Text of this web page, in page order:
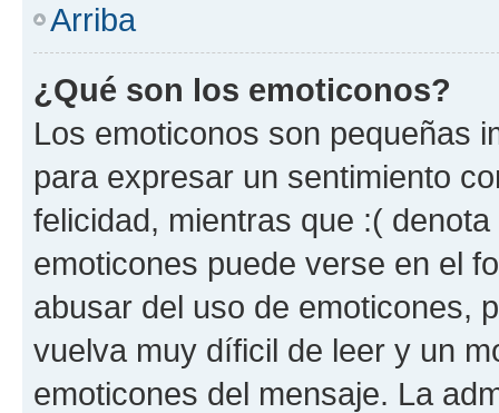
Arriba
¿Qué son los emoticonos?
Los emoticonos son pequeñas
para expresar un sentimiento
felicidad, mientras que :(
emoticones puede verse en el
abusar del uso de emoticones,
vuelva muy díficil de leer y un
emoticones del mensaje. La